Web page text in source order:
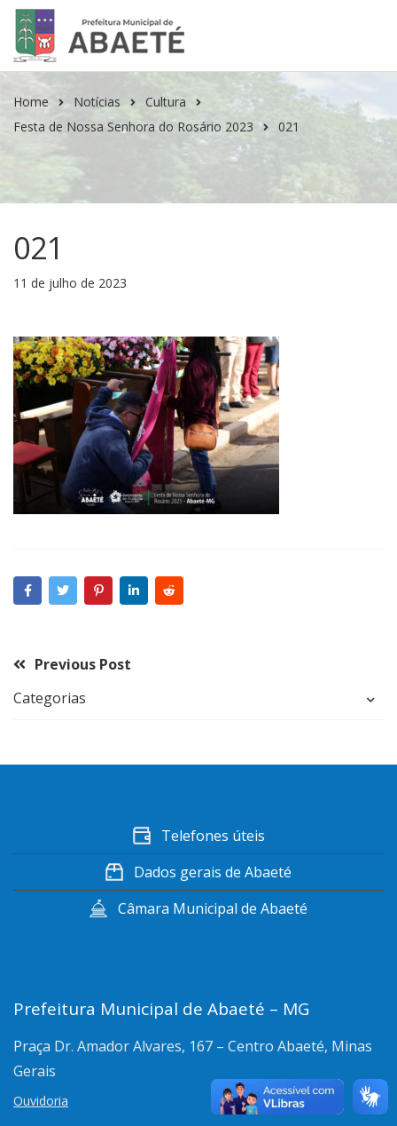
Home Notícias
Cultura
Festa de Nossa Senhora do Rosário 2023
021
021
11 de julho de 2023
Previous Post
Categorias
Telefones úteis
Dados gerais de Abaeté
Câmara Municipal de Abaeté
Prefeitura Municipal de Abaeté – MG
Praça Dr. Amador Alvares, 167 – Centro Abaeté, Minas
Gerais
Ouvidoria